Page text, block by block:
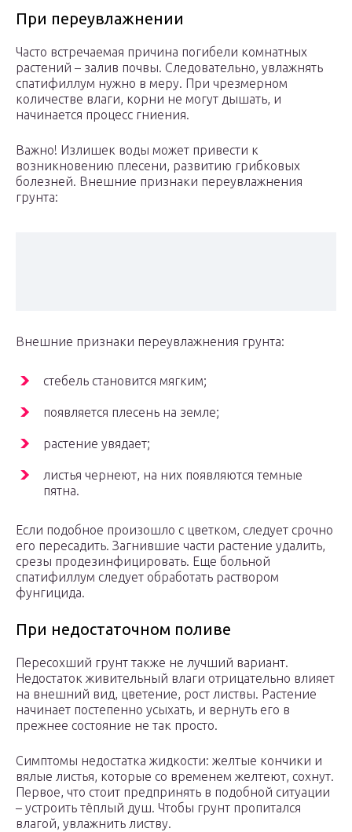
При переувлажнении
Часто встречаемая причина погибели комнатных
растений – залив почвы. Следовательно, увлажнять
спатифиллум нужно в меру. При чрезмерном
количестве влаги, корни не могут дышать, и
начинается процесс гниения.
Важно! Излишек воды может привести к
возникновению плесени, развитию грибковых
болезней. Внешние признаки переувлажнения
грунта:
Внешние признаки переувлажнения грунта:
стебель становится мягким;
появляется плесень на земле;
растение увядает;
листья чернеют, на них появляются темные
пятна.
Если подобное произошло с цветком, следует срочно
его пересадить. Загнившие части растение удалить,
срезы продезинфицировать. Еще больной
спатифиллум следует обработать раствором
фунгицида.
При недостаточном поливе
Пересохший грунт также не лучший вариант.
Недостаток живительный влаги отрицательно влияет
на внешний вид, цветение, рост листвы. Растение
начинает постепенно усыхать, и вернуть его в
прежнее состояние не так просто.
Симптомы недостатка жидкости: желтые кончики и
вялые листья, которые со временем желтеют, сохнут.
Первое, что стоит предпринять в подобной ситуации
– устроить тёплый душ. Чтобы грунт пропитался
влагой, увлажнить листву.